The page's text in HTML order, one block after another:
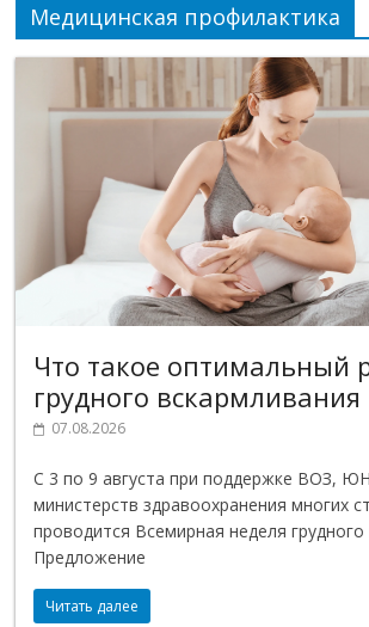
Медицинская профилактика
Что такое оптимальный
грудного вскармливания
07.08.2026
С 3 по 9 августа при поддержке ВОЗ,
министерств здравоохранения многих
проводится Всемирная неделя
Предложение
Читать далее